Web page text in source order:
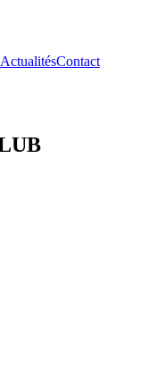
ActualitésContact